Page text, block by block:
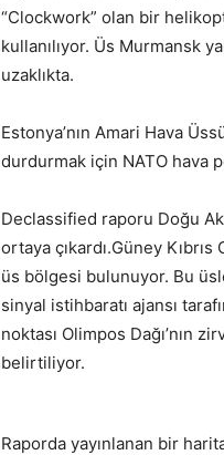
“Clockwork” olan bir
kullanılıyor. Üs Murmansk
uzaklıkta.
Estonya’nın Amari Hava
durdurmak için NATO hava
Declassified raporu Doğu
ortaya çıkardı.Güney
üs bölgesi bulunuyor. Bu
sinyal istihbaratı ajansı
noktası Olimpos Dağı’nın
belirtiliyor.
Raporda yayınlanan bir